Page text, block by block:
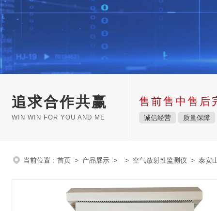
追求合作共赢
WIN WIN FOR YOU AND ME
售前售中售后
诚信经营 质量保障
当前位置： 首页 > 产品展示 > > 空气放射性监测仪 > 泰安